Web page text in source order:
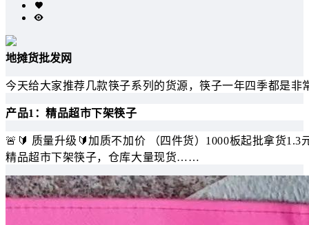
地摊货批发网
今天给大家推荐几款筷子系列的货源，筷子一年四季都是
产品1：精品超市下架筷子
🚨🔰 质量升级🔰加质不加价 （四件货）1000板起批拿货
精品超市下架筷子，仓库大量现货……